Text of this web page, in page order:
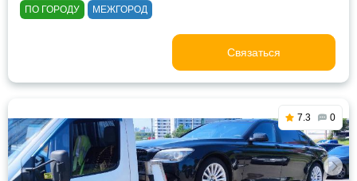
ПО ГОРОДУ МЕЖГОРОД
Связаться
7.3 0